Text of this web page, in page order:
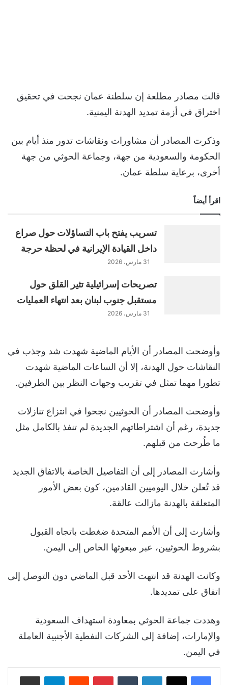
قالت مصادر مطلعة إن سلطنة عمان نجحت في تحقيق
اختراق في أزمة تمديد الهدنة اليمنية.
وذكرت المصادر أن مشاورات ونقاشات تدور منذ أيام بين
الحكومة والسعودية من جهة، وجماعة الحوثي من جهة
أخرى، برعاية سلطة عمان.
اقرأ أيضاً
تسريب يفتح باب التساؤلات حول صراع
داخل القيادة الإيرانية في لحظة حرجة
31 مارس، 2026
تصريحات إسرائيلية تثير القلق حول
مستقبل جنوب لبنان بعد انتهاء العمليات
31 مارس، 2026
وأوضحت المصادر أن الأيام الماضية شهدت شد وجذب في
النقاشات حول الهدنة، إلا أن الساعات الماضية شهدت
تطورا مهما تمثل في تقريب وجهات النظر بين الطرفين.
وأوضحت المصادر أن الحوثيين نجحوا في انتزاع تنازلات
جديدة، رغم أن اشتراطاتهم الجديدة لم تنفذ بالكامل مثل
ما طُرحت من قبلهم.
وأشارت المصادر إلى أن التفاصيل الخاصة بالاتفاق الجديد
قد تُعلن خلال اليوميين القادمين، كون بعض الأمور
المتعلقة بالهدنة مازالت عالقة.
وأشارت إلى أن الأمم المتحدة ضغطت باتجاه القبول
بشروط الحوثيين، عبر مبعوثها الخاص إلى اليمن.
وكانت الهدنة قد انتهت الأحد قبل الماضي دون التوصل إلى
اتفاق على تمديدها.
وهددت جماعة الحوثي بمعاودة استهداف السعودية
والإمارات، إضافة إلى الشركات النفطية الأجنبية العاملة
في اليمن.
لينكدإن بينتيريست